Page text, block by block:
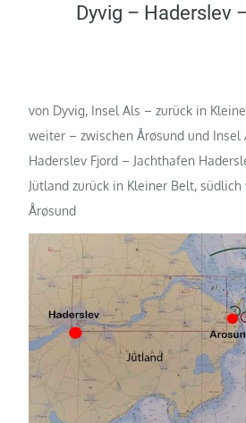
Dyvig – Haderslev
von Dyvig, Insel Als – zurück in
weiter – zwischen Årøsund und Insel
Haderslev Fjord – Jachthafen
Jütland zurück in Kleiner Belt,
Årøsund